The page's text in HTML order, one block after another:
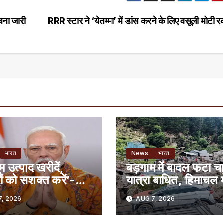
RRR स्टार ने ‘येतम्मा’ में डांस करने के लिए वसूली मोटी
जारी
भारत
उत्पाद खरीदें,
को सशक्त करें’-
2026
News भारत
बड़गाम में बादल फटा
यात्रा बाधित, हिमाचल
भूस्खलन से रास्ता बंद
AUG 7, 2026